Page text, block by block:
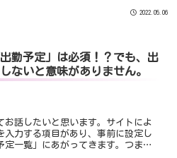
という人も多いのではないでしょう2022.05.06
出勤予定」は必須！？でも、出
ないと意味がありません。
お話したいと思います。サイトによ
入力する項目があり、事前に設定し
定一覧」にあがってきます。つま